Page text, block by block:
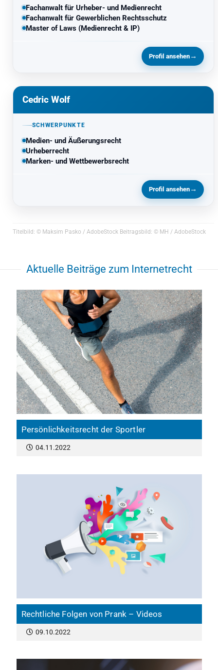
Fachanwalt für Urheber- und Medienrecht
Fachanwalt für Gewerblichen Rechtsschutz
Master of Laws (Medienrecht & IP)
Profil ansehen→
Cedric Wolf
SCHWERPUNKTE
Medien- und Äußerungsrecht
Urheberrecht
Marken- und Wettbewerbsrecht
Profil ansehen→
Titelbild: © Maksim Pasko / AdobeStock Beitragsbild: © MH / AdobeStock
Aktuelle Beiträge zum Internetrecht
Persönlichkeitsrecht der Sportler
04.11.2022
Rechtliche Folgen von Prank – Videos
09.10.2022